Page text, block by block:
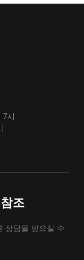
7시
조
상담을 받으실 수